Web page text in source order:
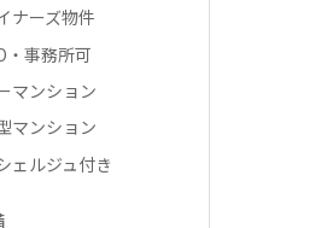
ナーズ物件
・事務所可
マンション
マンション
ェルジュ付き